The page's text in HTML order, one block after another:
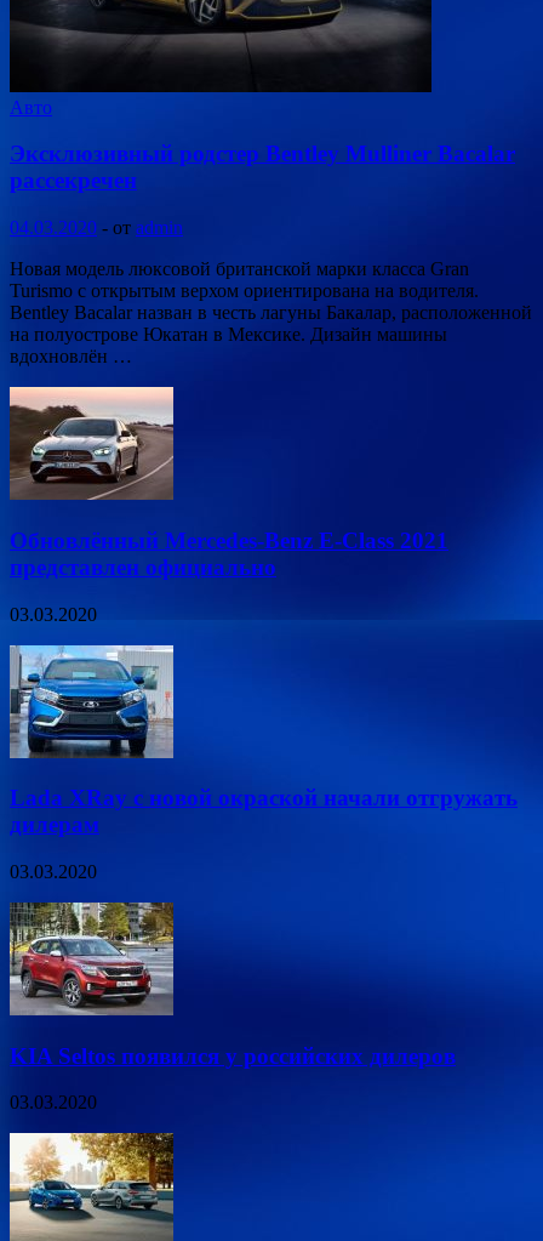
Авто
Эксклюзивный родстер Bentley Mulliner Bacalar
рассекречен
04.03.2020 - от admin
Новая модель люксовой британской марки класса Gran
Turismo с открытым верхом ориентирована на водителя.
Bentley Bacalar назван в честь лагуны Бакалар, расположенной
на полуострове Юкатан в Мексике. Дизайн машины
вдохновлён …
Обновлённый Mercedes-Benz E-Class 2021
представлен официально
03.03.2020
Lada XRay с новой окраской начали отгружать
дилерам
03.03.2020
KIA Seltos появился у российских дилеров
03.03.2020